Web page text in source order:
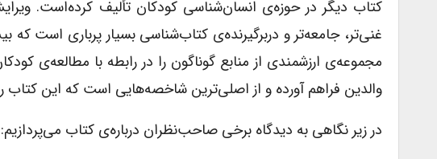
کتاب دیگر در حوزه‌ی انسان‌شناسی کودکان تألیف کرده‌است.
مجموعه‌ی ارزشمندی از منابع گوناگون را در رابطه با مطالعه‌ی
والدین فراهم آورده و از اصلی‌ترین شاخصه‌هایی است که این کتاب
در زیر نگاهی به دیدگاه برخی صاحب‌نظران درباره‌ی کتاب می‌پردازیم: